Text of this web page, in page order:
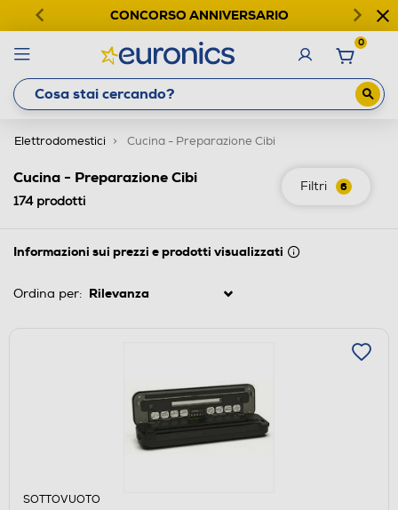
CONCORSO ANNIVERSARIO
0
Elettrodomestici Cucina - Preparazione Cibi
Filtri 6
Cucina - Preparazione Cibi
174prodotti
Informazioni sui prezzi e prodotti visualizzati
Ordina per:
SOTTOVUOTO